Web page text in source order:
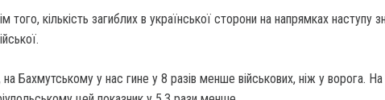
того, кількість загиблих в української сторони на напрямках наступу
на Бахмутському у нас гине у 8 разів менше військових, ніж у ворога.